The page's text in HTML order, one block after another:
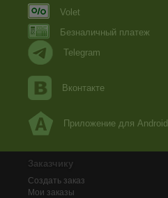
Volet
Безналичный платеж
Telegram
Вконтакте
Приложение для Android
Заказчику
Создать заказ
Мои заказы